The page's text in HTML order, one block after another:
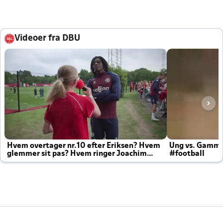
Videoer fra DBU
Hvem overtager nr.10 efter Eriksen? Hvem
glemmer sit pas? Hvem ringer Joachim
altid til efter kampe?
Ung vs.
#football